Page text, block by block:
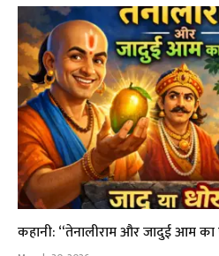
कहानी: “तेनालीराम और जादुई आम